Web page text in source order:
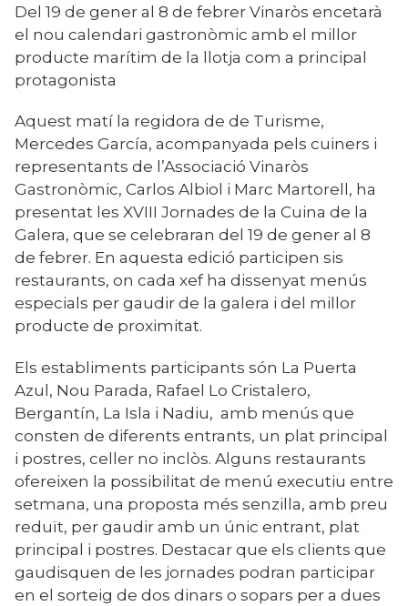
Del 19 de gener al 8 de febrer Vinaròs encetarà
el nou calendari gastronòmic amb el millor
producte marítim de la llotja com a principal
protagonista
Aquest matí la regidora de de Turisme,
Mercedes García, acompanyada pels cuiners i
representants de l’Associació Vinaròs
Gastronòmic, Carlos Albiol i Marc Martorell, ha
presentat les XVIII Jornades de la Cuina de la
Galera, que se celebraran del 19 de gener al 8
de febrer. En aquesta edició participen sis
restaurants, on cada xef ha dissenyat menús
especials per gaudir de la galera i del millor
producte de proximitat.
Els establiments participants són La Puerta
Azul, Nou Parada, Rafael Lo Cristalero,
Bergantín, La Isla i Nadiu, amb menús que
consten de diferents entrants, un plat principal
i postres, celler no inclòs. Alguns restaurants
ofereixen la possibilitat de menú executiu entre
setmana, una proposta més senzilla, amb preu
reduït, per gaudir amb un únic entrant, plat
principal i postres. Destacar que els clients que
gaudisquen de les jornades podran participar
en el sorteig de dos dinars o sopars per a dues